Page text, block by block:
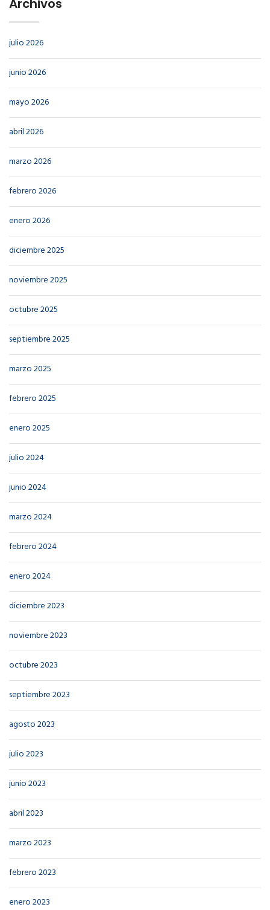
Archivos
julio 2026
junio 2026
mayo 2026
abril 2026
marzo 2026
febrero 2026
enero 2026
diciembre 2025
noviembre 2025
octubre 2025
septiembre 2025
marzo 2025
febrero 2025
enero 2025
julio 2024
junio 2024
marzo 2024
febrero 2024
enero 2024
diciembre 2023
noviembre 2023
octubre 2023
septiembre 2023
agosto 2023
julio 2023
junio 2023
abril 2023
marzo 2023
febrero 2023
enero 2023